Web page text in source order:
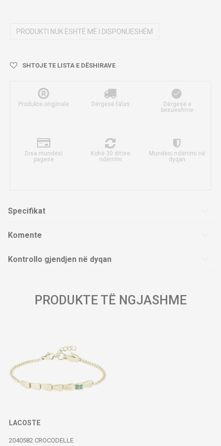
PRODUKTI NUK ËSHTË MË I DISPONUESHËM
SHTOJE TE LISTA E DËSHIRAVE
Produkte origjinale Dërgesë falas
Dërgesë e
besueshme
Disa mundësi
pagese
Kohë 30 ditore
ndërrimi
Mundësi ndërrimi në
dyqan
Specifikat
Komente
Kontrollo gjendjen në dyqan
PRODUKTE TË NGJASHME
LACOSTE
2040582 CROCODELLE